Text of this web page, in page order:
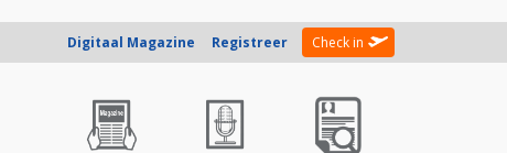
Digitaal Magazine Registreer Check in